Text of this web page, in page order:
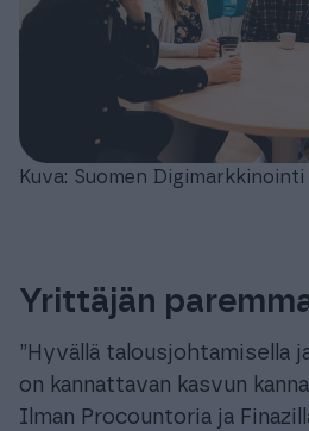
Kuva: Suomen Digimarkkinointi
Yrittäjän
”Hyvällä talousjohtamisella
on kannattavan kasvun
Ilman Procountoria ja